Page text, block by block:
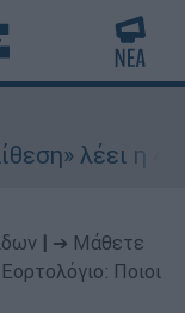
λέει η
➔ Μάθετε
Ποιοι